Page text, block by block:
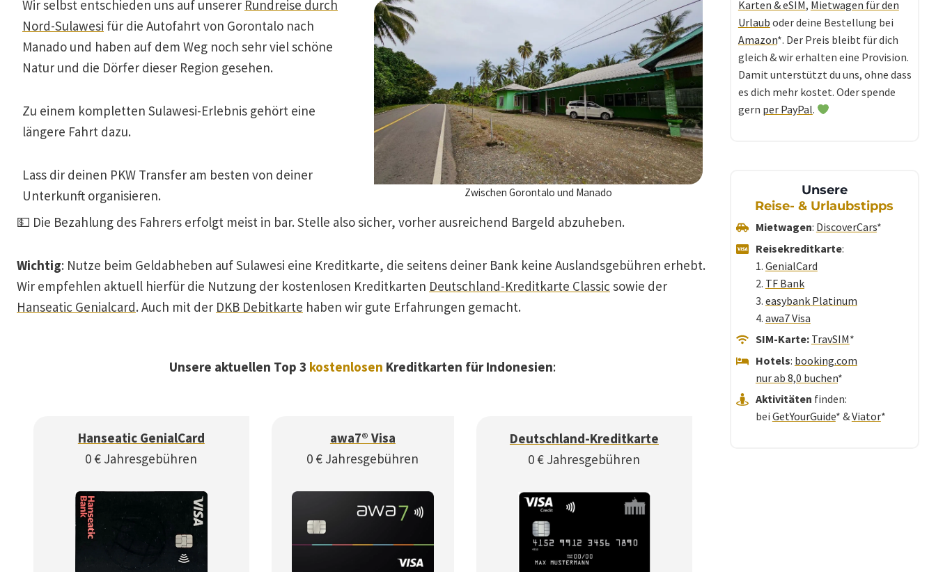
Wir selbst entschieden uns auf unserer Rundreise durch
Nord-Sulawesi für die Autofahrt von Gorontalo nach
Manado und haben auf dem Weg noch sehr viel schöne
Natur und die Dörfer dieser Region gesehen.
Zu einem kompletten Sulawesi-Erlebnis gehört eine
längere Fahrt dazu.
Lass dir deinen PKW Transfer am besten von deiner
Unterkunft organisieren.
Zwischen Gorontalo und Manado
💵 Die Bezahlung des Fahrers erfolgt meist in bar. Stelle also sicher, vorher ausreichend Bargeld abzuheben.
Wichtig: Nutze beim Geldabheben auf Sulawesi eine Kreditkarte, die seitens deiner Bank keine Auslandsgebühren erhebt.
Wir empfehlen aktuell hierfür die Nutzung der kostenlosen Kreditkarten Deutschland-Kreditkarte Classic sowie der
Hanseatic Genialcard. Auch mit der DKB Debitkarte haben wir gute Erfahrungen gemacht.
Unsere aktuellen Top 3 kostenlosen Kreditkarten für Indonesien:
Hanseatic GenialCard
0 € Jahresgebühren
awa7® Visa
0 € Jahresgebühren
Deutschland-Kreditkarte
0 € Jahresgebühren
Karten & eSIM, Mietwagen für den
Urlaub oder deine Bestellung bei
Amazon*. Der Preis bleibt für dich
gleich & wir erhalten eine Provision.
Damit unterstützt du uns, ohne dass
es dich mehr kostet. Oder spende
gern per PayPal.
Unsere
Reise- & Urlaubstipps
Mietwagen: DiscoverCars*
Reisekreditkarte:
1. GenialCard
2. TF Bank
3. easybank Platinum
4. awa7 Visa
SIM-Karte: TravSIM*
Hotels: booking.com
nur ab 8,0 buchen*
Aktivitäten finden:
bei GetYourGuide* &Viator*